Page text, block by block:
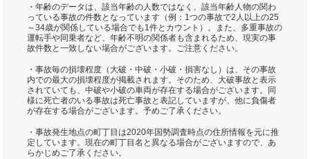
・年齢のデータは、該当年齢の人数ではなく、該当年齢人物の関わ
っている事故の件数となっています（例：1つの事故で2人以上の25
～34歳が関係している場合でも1件とカウント）。また、多重事故の
運転手や同乗者など、年齢不明の関係者も含まれるため、現実の事
故件数と一致しない場合がございます。ご注意ください。
・事故毎の損壊程度（大破・中破・小破・損害なし）は、その事故
内での最大の損壊程度が掲載されます。そのため、大破事故と表示
されていても、中破や小破の車両が存在する場合がございます。同
様に死亡者のいる事故は死亡事故と表記していますが、他に負傷者
が存在する場合がございます。予めご了承ください。
・事故発生地点の町丁目は2020年国勢調査時点の住所情報を元に推
定しています。現在の町丁目名と異なる場合がございますので、あ
らかじめご了承ください。